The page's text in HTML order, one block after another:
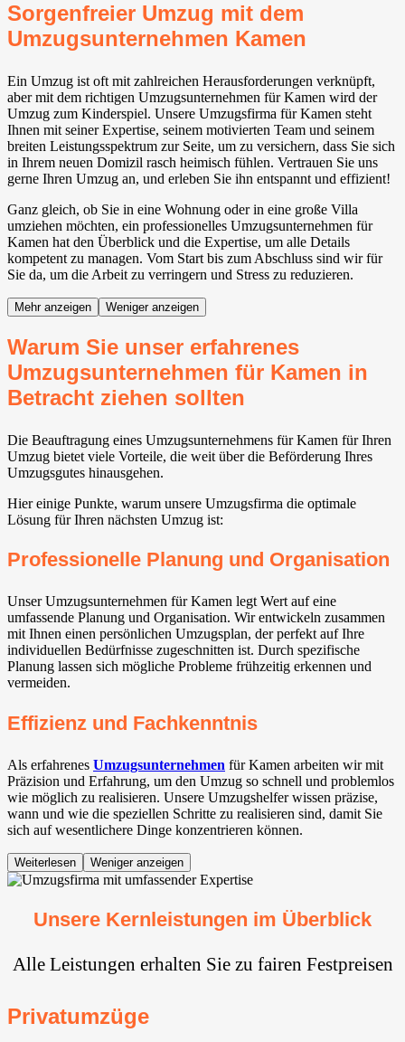
Sorgenfreier Umzug mit dem
Umzugsunternehmen Kamen
Ein Umzug ist oft mit zahlreichen Herausforderungen verknüpft,
aber mit dem richtigen Umzugsunternehmen für Kamen wird der
Umzug zum Kinderspiel. Unsere Umzugsfirma für Kamen steht
Ihnen mit seiner Expertise, seinem motivierten Team und seinem
breiten Leistungsspektrum zur Seite, um zu versichern, dass Sie sich
in Ihrem neuen Domizil rasch heimisch fühlen. Vertrauen Sie uns
gerne Ihren Umzug an, und erleben Sie ihn entspannt und effizient!
Ganz gleich, ob Sie in eine Wohnung oder in eine große Villa
umziehen möchten, ein professionelles Umzugsunternehmen für
Kamen hat den Überblick und die Expertise, um alle Details
kompetent zu managen. Vom Start bis zum Abschluss sind wir für
Sie da, um die Arbeit zu verringern und Stress zu reduzieren.
Mehr anzeigen Weniger anzeigen
Warum Sie unser erfahrenes
Umzugsunternehmen für Kamen in
Betracht ziehen sollten
Die Beauftragung eines Umzugsunternehmens für Kamen für Ihren
Umzug bietet viele Vorteile, die weit über die Beförderung Ihres
Umzugsgutes hinausgehen.
Hier einige Punkte, warum unsere Umzugsfirma die optimale
Lösung für Ihren nächsten Umzug ist:
Professionelle Planung und Organisation
Unser Umzugsunternehmen für Kamen legt Wert auf eine
umfassende Planung und Organisation. Wir entwickeln zusammen
mit Ihnen einen persönlichen Umzugsplan, der perfekt auf Ihre
individuellen Bedürfnisse zugeschnitten ist. Durch spezifische
Planung lassen sich mögliche Probleme frühzeitig erkennen und
vermeiden.
Effizienz und Fachkenntnis
Als erfahrenes Umzugsunternehmen für Kamen arbeiten wir mit
Präzision und Erfahrung, um den Umzug so schnell und problemlos
wie möglich zu realisieren. Unsere Umzugshelfer wissen präzise,
wann und wie die speziellen Schritte zu realisieren sind, damit Sie
sich auf wesentlichere Dinge konzentrieren können.
Weiterlesen Weniger anzeigen
Unsere Kernleistungen im Überblick
Alle Leistungen erhalten Sie zu fairen Festpreisen
Privatumzüge